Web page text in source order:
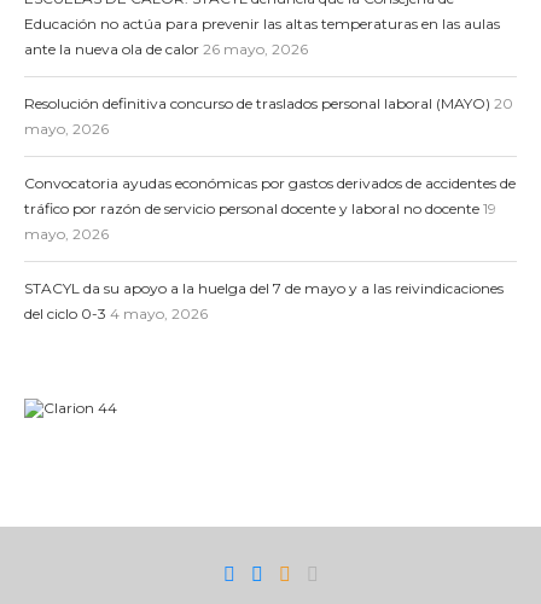
Educación no actúa para prevenir las altas temperaturas en las aulas
ante la nueva ola de calor 26 mayo, 2026
Resolución definitiva concurso de traslados personal laboral (MAYO) 20
mayo, 2026
Convocatoria ayudas económicas por gastos derivados de accidentes de
tráfico por razón de servicio personal docente y laboral no docente 19
mayo, 2026
STACYL da su apoyo a la huelga del 7 de mayo y a las reivindicaciones
del ciclo 0-3 4 mayo, 2026